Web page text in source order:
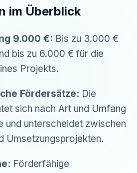
im Überblick
9.000 €: Bis zu 3.000 €
bis zu 6.000 € für die
Projekts.
Fördersätze: Die
sich nach Art und Umfang
und unterscheidet zwischen
Umsetzungsprojekten.
Förderfähige